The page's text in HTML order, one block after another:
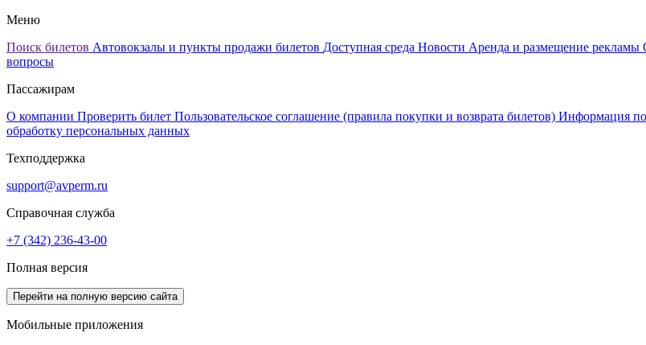
Меню
Поиск билетов Автовокзалы и пункты продажи билетов Доступная среда Новости Аренда и размещение рекламы
вопросы
Пассажирам
О компании Проверить билет Пользовательское соглашение (правила покупки и возврата билетов) Информация по
обработку персональных данных
Техподдержка
support@avperm.ru
Справочная служба
+7 (342) 236-43-00
Полная версия
Мобильные приложения